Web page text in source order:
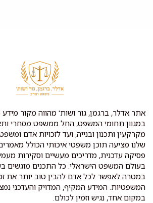
אתר אדלר, ברגמן, גור ושות' מהווה מקור
במגוון תחומי המשפט, החל ממשפט מסחרי
מקרקעין ותכנון ובנייה, ועד לזכויות אדם
שלנו מציעה תוכן משפטי איכותי הכולל
פסיקה עדכנית, מדריכים מעשיים וסקירות
בעולם המשפט הישראלי. כל התכנים מוגשים
במטרה לאפשר לכל אדם להבין טוב יותר את
המשפטיות. המידע המקיף, המדויק והעדכני
במקום אחד, נגיש וזמין לכולם.